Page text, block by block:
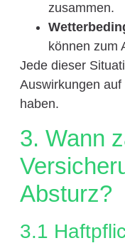
zusammen.
können zum
Jede dieser
Auswirkungen
haben.
3. Wann
Absturz?
3.1